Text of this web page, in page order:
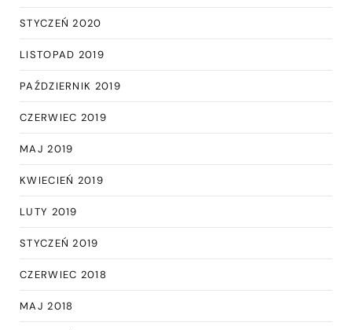
STYCZEŃ 2020
LISTOPAD 2019
PAŹDZIERNIK 2019
CZERWIEC 2019
MAJ 2019
KWIECIEŃ 2019
LUTY 2019
STYCZEŃ 2019
CZERWIEC 2018
MAJ 2018